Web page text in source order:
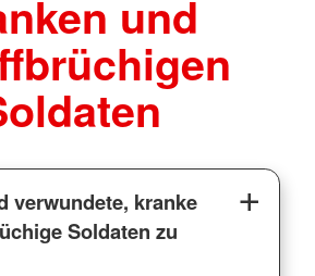
und
verwundete, kranke
Soldaten zu